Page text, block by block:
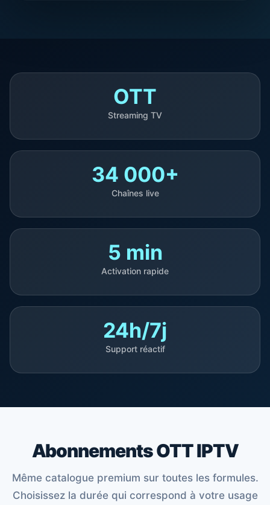
OTT
Streaming TV
34 000+
Chaînes live
5 min
Activation rapide
24h/7j
Support réactif
Abonnements OTT IPTV
Même catalogue premium sur toutes les formules.
Choisissez la durée qui correspond à votre usage